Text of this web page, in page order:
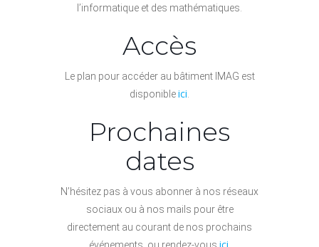
l’informatique et des mathématiques.
Accès
Le plan pour accéder au bâtiment IMAG est
disponibleici
Prochaines
dates
N’hésitez pas à vous abonner à nos réseaux
sociaux ou à nos mails pour être
directement au courant de nos prochains